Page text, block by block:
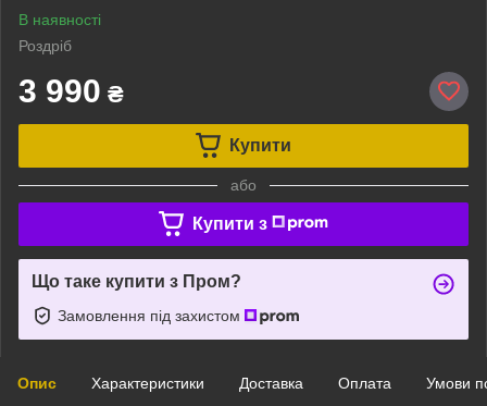
В наявності
Роздріб
3 990 ₴
Купити
або
Купити з
Що таке купити з Пром?
Замовлення під захистом
Опис Характеристики Доставка Оплата Умови